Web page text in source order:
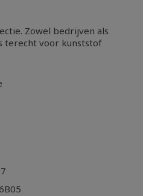
Zowel bedrijven als
terecht voor kunststof